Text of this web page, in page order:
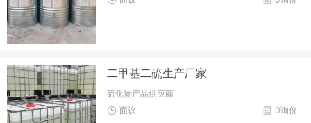
二甲基二硫生产厂家
硫化物产品供应商
0询价
面议